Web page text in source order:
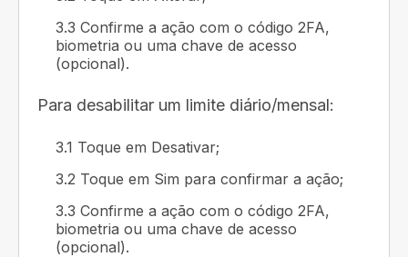
3.3 Confirme a ação com o código 2FA,
biometria ou uma chave de acesso
(opcional).
Para desabilitar um limite diário/mensal:
3.1 Toque em Desativar;
3.2 Toque em Sim para confirmar a ação;
3.3 Confirme a ação com o código 2FA,
biometria ou uma chave de acesso
(opcional).